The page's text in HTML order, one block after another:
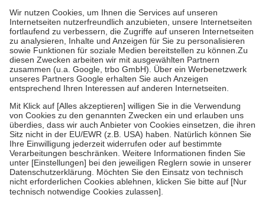
Grundsätzlich leisten Mitglieder Zuzahlungen in Höhe von zehn
Prozent des Abgabepreises,mindestens jedochfünf Euround
höchstens zehn Euro.Es sind jedoch nie mehr als die tatsächlichen
Kosten der Leistung zu entrichten.
Diese Regeln gelten grundsätzlich auch für Online-Apotheken.
Bei Heilmitteln und häuslicher Krankenpflege beträgt die
Zuzahlung zehn Prozent der Kosten sowie zehn Euro je
Verordnung.
Um das Engagement der Versicherten für ihre eigene Gesundheit zu
stärken und die besondere Stellung der Familie zu unterstützen,
fallenkeine Zuzahlungenan bei:
• Kindern und Jugendlichen bis zum vollendeten 18. Lebensjahr
mit Ausnahme der Fahrkosten
• Untersuchungen zur Vorsorge und Früherkennung, die von der
GKV getragen werden